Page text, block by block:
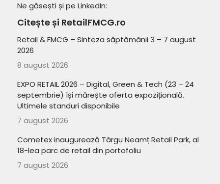
Ne găsești și pe LinkedIn:
Citește și RetailFMCG.ro
Retail & FMCG – Sinteza săptămânii 3 – 7 august
2026
8 august 2026
EXPO RETAIL 2026 – Digital, Green & Tech (23 – 24
septembrie) își mărește oferta expozițională.
Ultimele standuri disponibile
7 august 2026
Cometex inaugurează Târgu Neamț Retail Park, al
18-lea parc de retail din portofoliu
7 august 2026